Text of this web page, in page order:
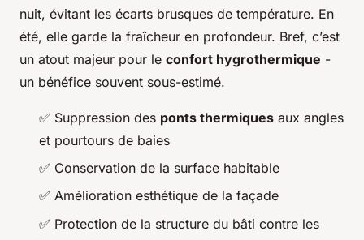
nuit, évitant les écarts brusques de température. En
été, elle garde la fraîcheur en profondeur. Bref, c’est
un atout majeur pour le confort hygrothermique -
un bénéfice souvent sous-estimé.
✅ Suppression des ponts thermiques aux angles
et pourtours de baies
✅ Conservation de la surface habitable
✅ Amélioration esthétique de la façade
✅ Protection de la structure du bâti contre les